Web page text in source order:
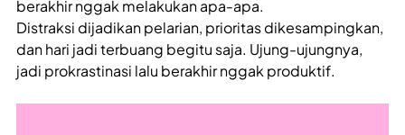
berakhir nggak melakukan apa-apa.
Distraksi dijadikan pelarian, prioritas dikesampingkan,
dan hari jadi terbuang begitu saja. Ujung-ujungnya,
jadi prokrastinasi lalu berakhir nggak produktif.